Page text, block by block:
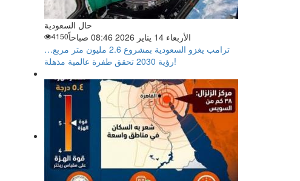
حال السعودية
الأربعاء 14 يناير 2026 08:46 صباحاً
4150
ترامب يغزو السعودية بمشروع 2.6 مليون متر مربع…
رؤية 2030 تحقق طفرة عالمية مذهلة!